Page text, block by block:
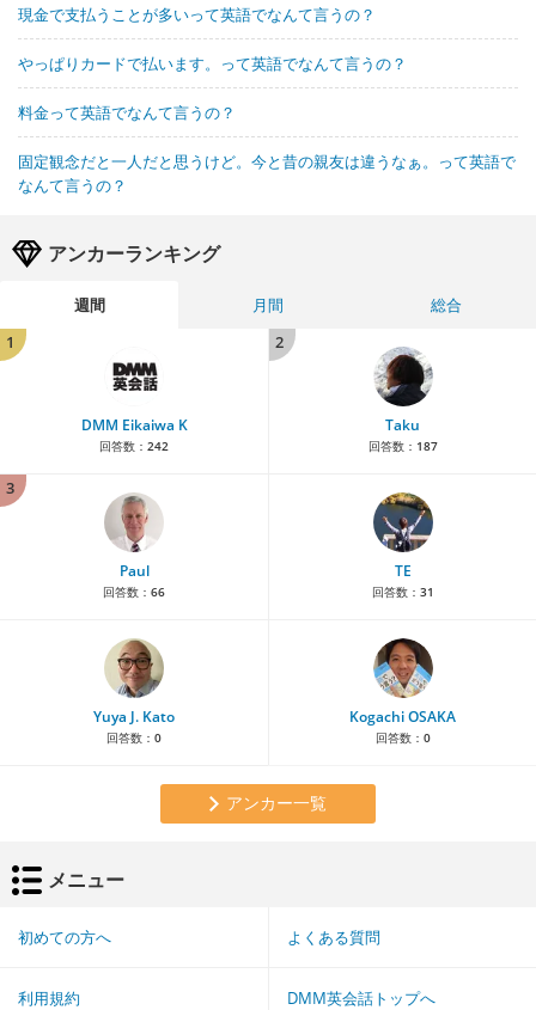
現金で支払うことが多いって英語でなんて言うの？
やっぱりカードで払います。って英語でなんて言うの？
料金って英語でなんて言うの？
固定観念だと一人だと思うけど。今と昔の親友は違うなぁ。って英語で
なんて言うの？
アンカーランキング
週間 月間
総合
1
DMM Eikaiwa K
回答数： 242
2
Taku
回答数： 187
3
Paul
回答数： 66
TE
回答数： 31
Yuya J. Kato
回答数： 0
Kogachi OSAKA
回答数： 0
アンカー一覧
メニュー
初めての方へ よくある質問
利用規約 DMM英会話トップへ